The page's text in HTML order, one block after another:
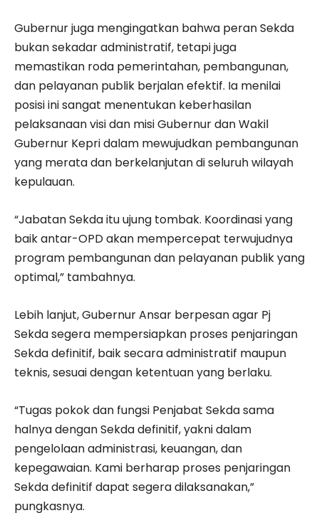
Gubernur juga mengingatkan bahwa peran Sekda
bukan sekadar administratif, tetapi juga
memastikan roda pemerintahan, pembangunan,
dan pelayanan publik berjalan efektif. Ia menilai
posisi ini sangat menentukan keberhasilan
pelaksanaan visi dan misi Gubernur dan Wakil
Gubernur Kepri dalam mewujudkan pembangunan
yang merata dan berkelanjutan di seluruh wilayah
kepulauan.
“Jabatan Sekda itu ujung tombak. Koordinasi yang
baik antar-OPD akan mempercepat terwujudnya
program pembangunan dan pelayanan publik yang
optimal,” tambahnya.
Lebih lanjut, Gubernur Ansar berpesan agar Pj
Sekda segera mempersiapkan proses penjaringan
Sekda definitif, baik secara administratif maupun
teknis, sesuai dengan ketentuan yang berlaku.
“Tugas pokok dan fungsi Penjabat Sekda sama
halnya dengan Sekda definitif, yakni dalam
pengelolaan administrasi, keuangan, dan
kepegawaian. Kami berharap proses penjaringan
Sekda definitif dapat segera dilaksanakan,”
pungkasnya.